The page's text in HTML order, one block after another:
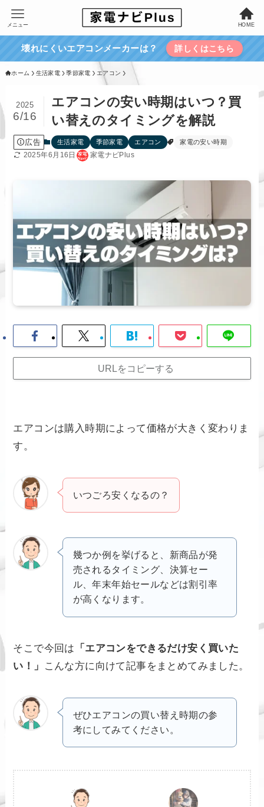
HOME
メニュー
壊れにくいエアコンメーカーは？ 詳しくはこちら
ホーム 生活家電 季節家電 エアコン
エアコンの安い時期はいつ？買
い替えのタイミングを解説
2025
6/16
広告 生活家電 季節家電 エアコン 家電の安い時期
2025年6月16日 家電ナビPlus
URLをコピーする
エアコンは購入時期によって価格が大きく変わりま
す。
いつごろ安くなるの？
幾つか例を挙げると、新商品が発
売されるタイミング、決算セー
ル、年末年始セールなどは割引率
が高くなります。
そこで今回は 「エアコンをできるだけ安く買いた
い！」
こんな方に向けて記事をまとめてみました。
ぜひエアコンの買い替え時期の参
考にしてみてください。